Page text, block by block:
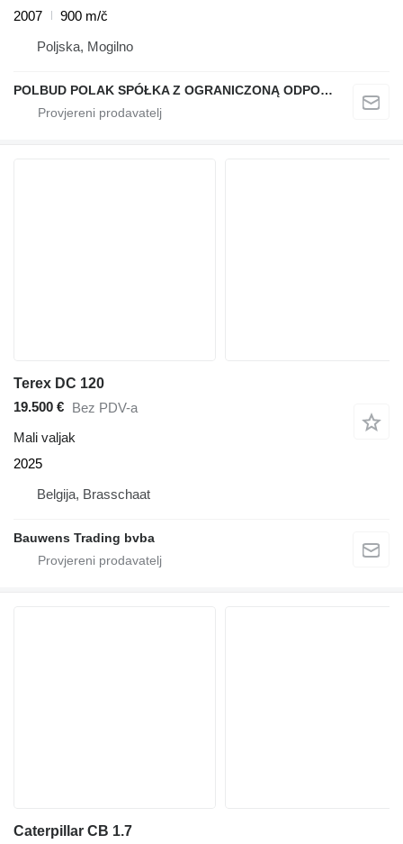
2007
900 m/č
Poljska, Mogilno
POLBUD POLAK SPÓŁKA Z OGRANICZONĄ ODPOWIEDZIALNOŚCIĄ
Terex DC 120
19.500 € Bez PDV-a
Mali valjak
2025
Belgija, Brasschaat
Bauwens Trading bvba
Caterpillar CB 1.7